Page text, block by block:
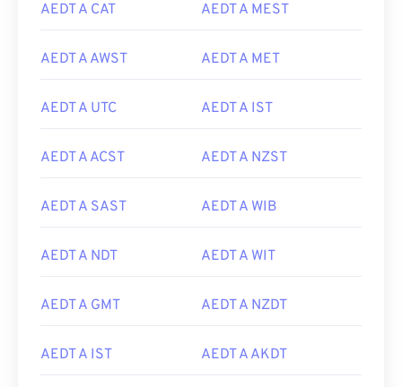
AEDT A CAT AEDT A MEST
AEDT A AWST AEDT A MET
AEDT A UTC AEDT A IST
AEDT A ACST AEDT A NZST
AEDT A SAST AEDT A WIB
AEDT A NDT AEDT A WIT
AEDT A GMT AEDT A NZDT
AEDT A IST AEDT A AKDT